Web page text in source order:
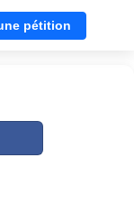
pétition